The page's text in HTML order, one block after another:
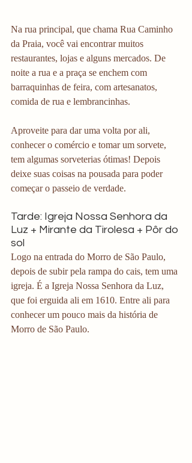
Na rua principal, que chama Rua Caminho
da Praia, você vai encontrar muitos
restaurantes, lojas e alguns mercados. De
noite a rua e a praça se enchem com
barraquinhas de feira, com artesanatos,
comida de rua e lembrancinhas.
Aproveite para dar uma volta por ali,
conhecer o comércio e tomar um sorvete,
tem algumas sorveterias ótimas! Depois
deixe suas coisas na pousada para poder
começar o passeio de verdade.
Tarde: Igreja Nossa Senhora da
Luz + Mirante da Tirolesa + Pôr do
sol
Logo na entrada do Morro de São Paulo,
depois de subir pela rampa do cais, tem uma
igreja. É a Igreja Nossa Senhora da Luz,
que foi erguida ali em 1610. Entre ali para
conhecer um pouco mais da história de
Morro de São Paulo.